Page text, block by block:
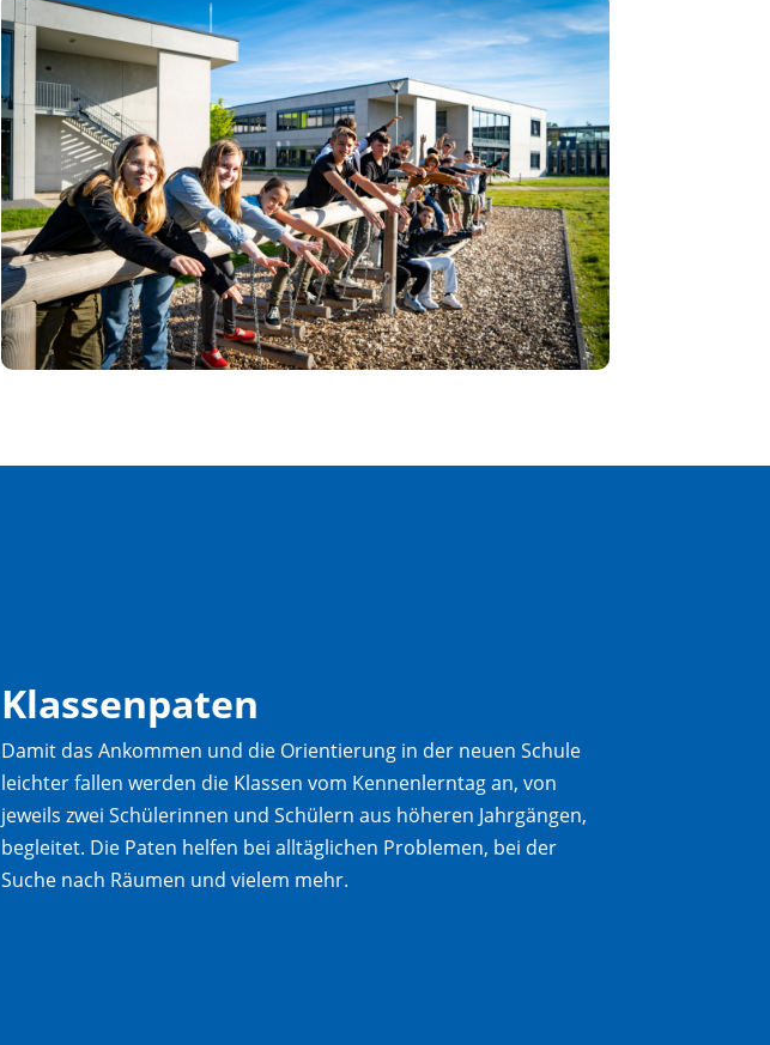
Klassenpaten
Damit das Ankommen und die Orientierung in der neuen Schule
leichter fallen werden die Klassen vom Kennenlerntag an, von
jeweils zwei Schülerinnen und Schülern aus höheren Jahrgängen,
begleitet. Die Paten helfen bei alltäglichen Problemen, bei der
Suche nach Räumen und vielem mehr.